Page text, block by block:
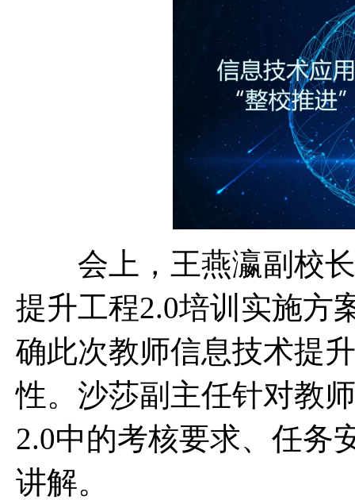
会上，王燕瀛副校长
提升工程2.0培训实施方
确此次教师信息技术提
性。沙莎副主任针对教
2.0中的考核要求、任务
讲解。